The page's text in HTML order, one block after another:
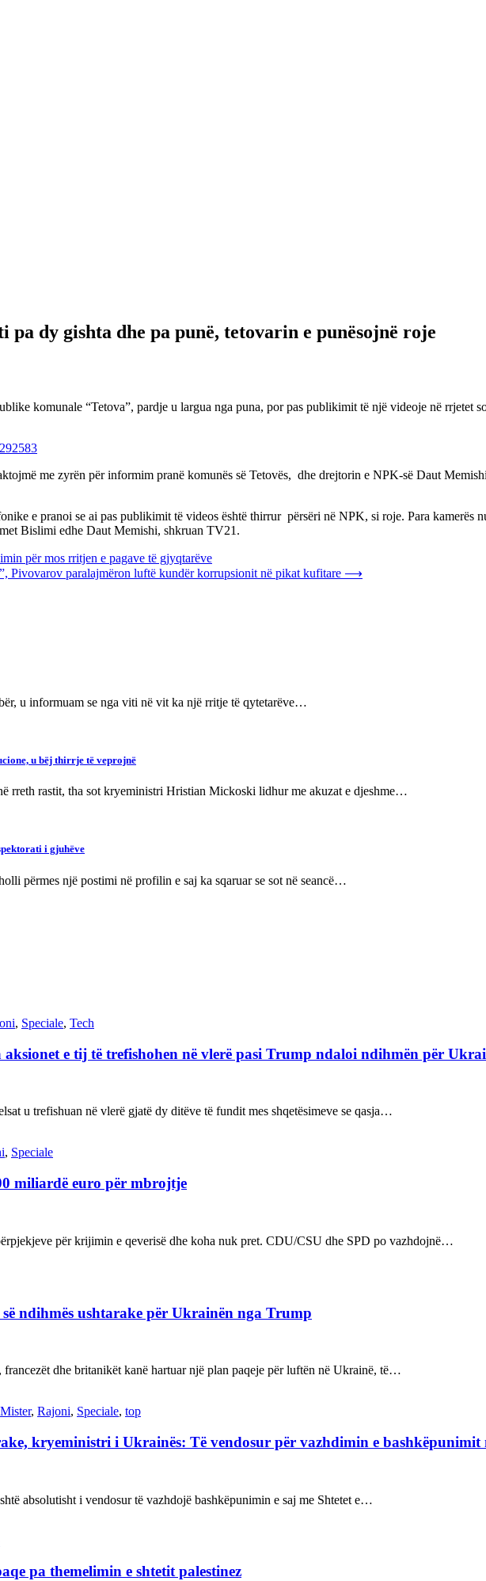
pa dy gishta dhe pa punë, tetovarin e punësojnë roje
komunale “Tetova”, pardje u largua nga puna, por pas publikimit të një videoje në rrjetet
me zyrën për informim pranë komunës së Tetovës, dhe drejtorin e NPK-së Daut
e pranoi se ai pas publikimit të videos është thirrur përsëri në NPK, si roje. Para kamerës
Bislimi edhe Daut Memishi, shkruan TV21.
për mos rritjen e pagave të gjyqtarëve
Pivovarov paralajmëron luftë kundër korrupsionit në pikat kufitare ⟶
u informuam se nga viti në vit ka një rritje të qytetarëve…
u bëj thirrje të veprojnë
rreth rastit, tha sot kryeministri Hristian Mickoski lidhur me akuzat e djeshme…
i gjuhëve
përmes një postimi në profilin e saj ka sqaruar se sot në seancë…
, Speciale, Tech
e tij të trefishohen në vlerë pasi Trump ndaloi ndihmën për
u trefishuan në vlerë gjatë dy ditëve të fundit mes shqetësimeve se qasja…
, Speciale
miliardë euro për mbrojtje
për krijimin e qeverisë dhe koha nuk pret. CDU/CSU dhe SPD po vazhdojnë…
ndihmës ushtarake për Ukrainën nga Trump
dhe britanikët kanë hartuar një plan paqeje për luftën në Ukrainë, të…
Mister, Rajoni, Speciale, top
kryeministri i Ukrainës: Të vendosur për vazhdimin e bashkëpunimit
absolutisht i vendosur të vazhdojë bashkëpunimin e saj me Shtetet e…
pa themelimin e shtetit palestinez